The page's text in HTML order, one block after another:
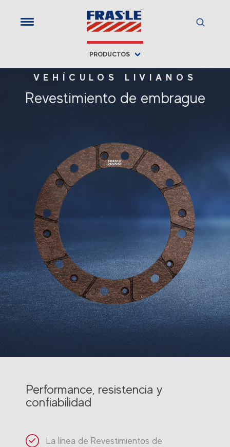
PRODUCTOS
VEHÍCULOS LIVIANOS
Revestimiento de embrague
Performance, resistencia y
confiabilidad
La línea de Revestimientos de